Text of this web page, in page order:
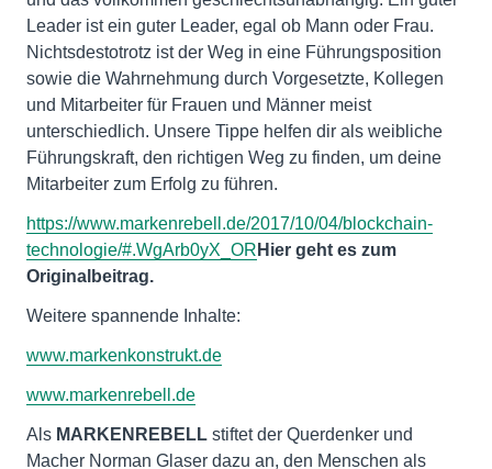
Leader ist ein guter Leader, egal ob Mann oder Frau.
Nichtsdestotrotz ist der Weg in eine Führungsposition
sowie die Wahrnehmung durch Vorgesetzte, Kollegen
und Mitarbeiter für Frauen und Männer meist
unterschiedlich. Unsere Tippe helfen dir als weibliche
Führungskraft, den richtigen Weg zu finden, um deine
Mitarbeiter zum Erfolg zu führen.
https://www.markenrebell.de/2017/10/04/blockchain-
technologie/#.WgArb0yX_OR Hier geht es zum
Originalbeitrag.
Weitere spannende Inhalte:
www.markenkonstrukt.de
www.markenrebell.de
Als MARKENREBELL stiftet der Querdenker und
Macher Norman Glaser dazu an, den Menschen als